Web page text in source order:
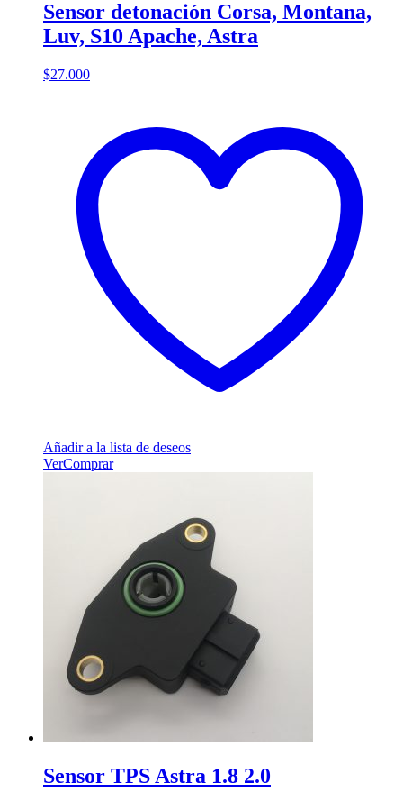
Sensor detonación Corsa, Montana,
Luv, S10 Apache, Astra
$27.000
Añadir a la lista de deseos
VerComprar
Sensor TPS Astra 1.8 2.0